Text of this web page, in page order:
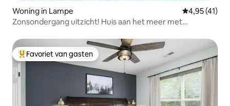
Woning in Lampe Gemiddelde
4,95 (41)
Zonsondergang uitzicht! Huis aan het meer met
Topfavoriet van gasten
Favoriet van gasten